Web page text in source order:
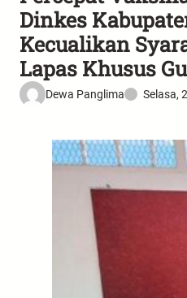
Dinkes
Kecualikan
Lapas Khusus
Dewa Panglima Selasa,